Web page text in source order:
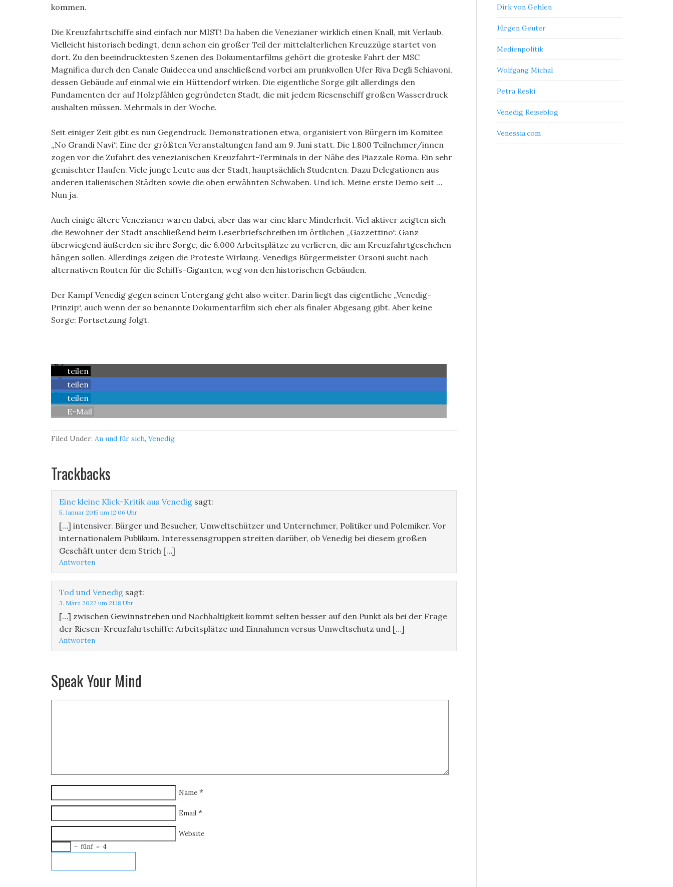
kommen.
Die Kreuzfahrtschiffe sind einfach nur MIST! Da haben die Venezianer wirklich einen Knall, mit Verlaub.
Vielleicht historisch bedingt, denn schon ein großer Teil der mittelalterlichen Kreuzzüge startet von
dort. Zu den beeindrucktesten Szenen des Dokumentarfilms gehört die groteske Fahrt der MSC
Magnifica durch den Canale Guidecca und anschließend vorbei am prunkvollen Ufer Riva Degli Schiavoni,
dessen Gebäude auf einmal wie ein Hüttendorf wirken. Die eigentliche Sorge gilt allerdings den
Fundamenten der auf Holzpfählen gegründeten Stadt, die mit jedem Riesenschiff großen Wasserdruck
aushalten müssen. Mehrmals in der Woche.
Seit einiger Zeit gibt es nun Gegendruck. Demonstrationen etwa, organisiert von Bürgern im Komitee
„No Grandi Navi“. Eine der größten Veranstaltungen fand am 9. Juni statt. Die 1.800 Teilnehmer/innen
zogen vor die Zufahrt des venezianischen Kreuzfahrt-Terminals in der Nähe des Piazzale Roma. Ein sehr
gemischter Haufen. Viele junge Leute aus der Stadt, hauptsächlich Studenten. Dazu Delegationen aus
anderen italienischen Städten sowie die oben erwähnten Schwaben. Und ich. Meine erste Demo seit …
Nun ja.
Auch einige ältere Venezianer waren dabei, aber das war eine klare Minderheit. Viel aktiver zeigten sich
die Bewohner der Stadt anschließend beim Leserbriefschreiben im örtlichen „Gazzettino“. Ganz
überwiegend äußerden sie ihre Sorge, die 6.000 Arbeitsplätze zu verlieren, die am Kreuzfahrtgeschehen
hängen sollen. Allerdings zeigen die Proteste Wirkung. Venedigs Bürgermeister Orsoni sucht nach
alternativen Routen für die Schiffs-Giganten, weg von den historischen Gebäuden.
Der Kampf Venedig gegen seinen Untergang geht also weiter. Darin liegt das eigentliche „Venedig-
Prinzip“, auch wenn der so benannte Dokumentarfilm sich eher als finaler Abgesang gibt. Aber keine
Sorge: Fortsetzung folgt.
teilen
teilen
teilen
E-Mail
Filed Under: An und für sich, Venedig
Trackbacks
Eine kleine Klick-Kritik aus Venedig sagt:
5. Januar 2015 um 12:06 Uhr
[…] intensiver. Bürger und Besucher, Umweltschützer und Unternehmer, Politiker und Polemiker. Vor
internationalem Publikum. Interessensgruppen streiten darüber, ob Venedig bei diesem großen
Geschäft unter dem Strich […]
Antworten
Tod und Venedig sagt:
3. März 2022 um 21:18 Uhr
[…] zwischen Gewinnstreben und Nachhaltigkeit kommt selten besser auf den Punkt als bei der Frage
der Riesen-Kreuzfahrtschiffe: Arbeitsplätze und Einnahmen versus Umweltschutz und […]
Antworten
Speak Your Mind
Name *
Email *
Website
− fünf = 4
Dirk von Gehlen
Jürgen Geuter
Medienpolitik
Wolfgang Michal
Petra Reski
Venedig Reiseblog
Venessia.com